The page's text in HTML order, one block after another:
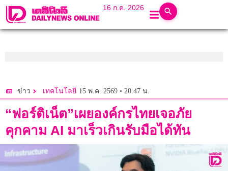
16 ก.ค. 2026
ข่าว เทคโนโลยี 15 พ.ค. 2569 • 20:47 น.
“ฟอร์ติเน็ต”เผยองค์กรไทยเจอภัย
คุกคาม AI มาเร็วเกินรับมือได้ทัน